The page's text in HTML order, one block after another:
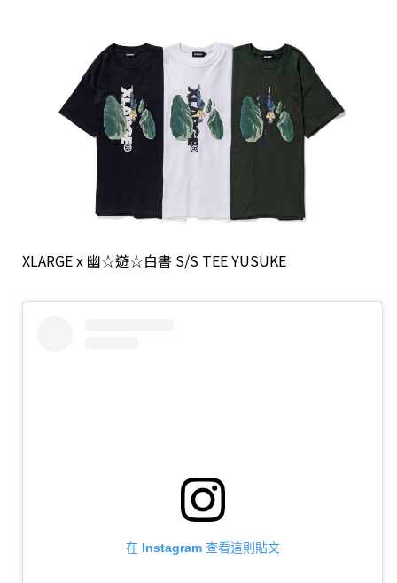
XLARGE x 幽☆遊☆白書 S/S TEE YUSUKE
在 Instagram 查看這則貼文